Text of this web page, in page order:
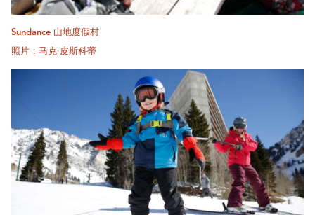
Sundance 山地度假村
照片：马克·皮斯科蒂